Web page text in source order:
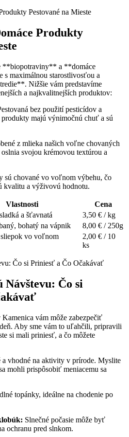
Produkty
**biopotraviny** a **domáce
s maximálnou starostlivosťou a
Nižšie vám predstavíme
a najkvalitnejších produktov:
bez použití pesticídov a
majú výnimočnú chuť a sú
z mlieka našich voľne chovaných
svojou krémovou textúrou a
sú chované vo voľnom výbehu, čo
kvalitu a výživovú hodnotu.
Vlastnosti
Cena
a šťavnatá
3,50 € / kg
bohatý na vápnik
8,00 € / 250g
vo voľnom
2,00 € / 10
ks
Návštevu: Čo si
vám môže zabezpečiť
Aby sme vám to uľahčili, pripravili
si mali priniesť, a čo môžete
a vhodné na aktivity v prírode. Myslite
mohli prispôsobiť meniacemu sa
topánky, ideálne na chodenie po
Slnečné počasie môže byť
ochranu pred slnkom.